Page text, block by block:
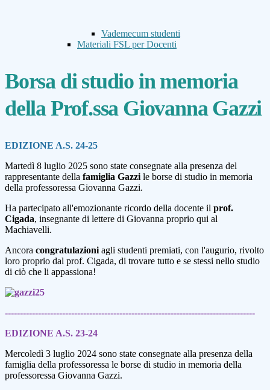
Vademecum studenti
Materiali FSL per Docenti
Borsa di studio in memoria
della Prof.ssa Giovanna Gazzi
EDIZIONE A.S. 24-25
Martedì 8 luglio 2025 sono state consegnate alla presenza del
rappresentante della famiglia Gazzi le borse di studio in memoria
della professoressa Giovanna Gazzi.
Ha partecipato all'emozionante ricordo della docente il prof.
Cigada, insegnante di lettere di Giovanna proprio qui al
Machiavelli.
Ancora congratulazioni agli studenti premiati, con l'augurio, rivolto
loro proprio dal prof. Cigada, di trovare tutto e se stessi nello studio
di ciò che li appassiona!
-----------------------------------------------------------------------------------
EDIZIONE A.S. 23-24
Mercoledì 3 luglio 2024 sono state consegnate alla presenza della
famiglia della professoressa le borse di studio in memoria della
professoressa Giovanna Gazzi.